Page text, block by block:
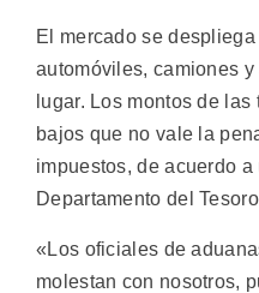
El mercado se
automóviles, camiones
lugar. Los montos de
bajos que no vale la
impuestos, de acuerdo a
Departamento del
«Los oficiales de
molestan con nosotros,